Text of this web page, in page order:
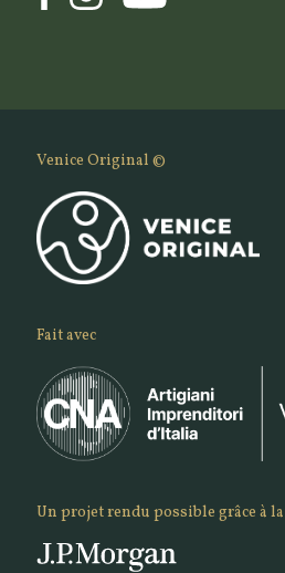
Venice Original ©
Fait avec
Un projet rendu possible grâce à